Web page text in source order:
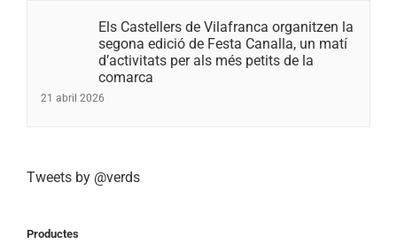
Els Castellers de Vilafranca organitzen la
segona edició de Festa Canalla, un matí
d’activitats per als més petits de la
comarca
21 abril 2026
Tweets by @verds
Productes